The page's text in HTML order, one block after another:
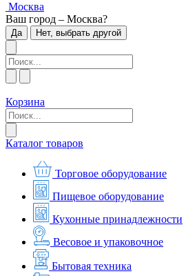
Москва
Ваш город – Москва?
Да Нет, выбрать другой
Корзина
Каталог товаров
Торговое оборудование
Пищевое оборудование
Кухонные принадлежности
Весовое и упаковочное
Бытовая техника